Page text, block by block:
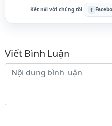
Kết nối với chúng tôi f
Bình luận
Viết Bình Luận
Nội dung bình luận